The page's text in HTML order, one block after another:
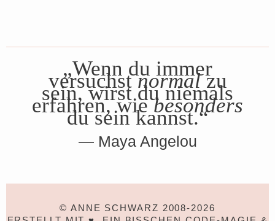
„Wenn du immer
versuchstnormalzu
sein, wirst du niemals
erfahren, wiebesonders
du sein kannst.“
Maya Angelou
© ANNE SCHWARZ 2008-2026